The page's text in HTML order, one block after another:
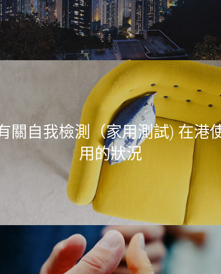
關自我檢測（家用測試) 在港
用的狀況